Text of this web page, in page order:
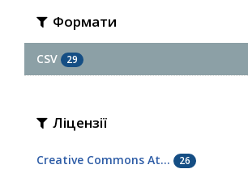
Формати
CSV 29
Ліцензії
Creative Commons At... 26